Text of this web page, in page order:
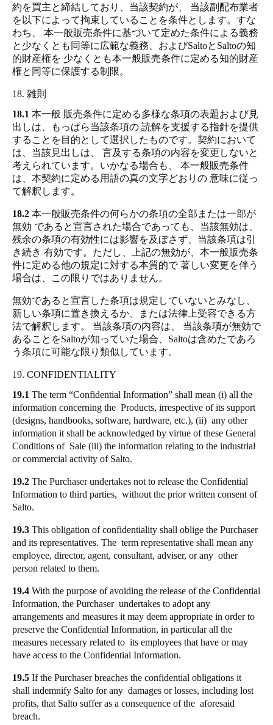
約を買主と締結しており、当該契約が、 当該副配布業者
を以下によって拘束していることを条件とします。すな
わち、 本一般販売条件に基づいて定めた条件による義務
と少なくとも同等に広範な義務、およびSaltoとSaltoの知
的財産権を 少なくとも本一般販売条件に定める知的財産
権と同等に保護する制限。
18. 雑則
18.1 本一般 販売条件に定める多様な条項の表題および見
出しは、もっぱら当該条項の 読解を支援する指針を提供
することを目的として選択したものです。契約において
は、当該見出しは、 言及する条項の内容を変更しないと
考えられています。いかなる場合も、 本一般販売条件
は、本契約に定める用語の真の文字どおりの 意味に従っ
て解釈します。
18.2 本一般販売条件の何らかの条項の全部または一部が
無効 であると宣言された場合であっても、当該無効は、
残余の条項の有効性には影響を及ぼさず、当該条項は引
き続き 有効です。ただし、上記の無効が、本一般販売条
件に定める他の規定に対する本質的で 著しい変更を伴う
場合は、この限りではありません。
無効であると宣言した条項は規定していないとみなし、
新しい条項に置き換えるか、または法律上受容できる方
法で解釈します。 当該条項の内容は、 当該条項が無効で
あることをSaltoが知っていた場合、Saltoは含めたであろ
う条項に可能な限り類似しています。
19. CONFIDENTIALITY
19.1 The term “Confidential Information” shall mean (i) all the
information concerning the Products, irrespective of its support
(designs, handbooks, software, hardware, etc.), (ii) any other
information it shall be acknowledged by virtue of these General
Conditions of Sale (iii) the information relating to the industrial
or commercial activity of Salto.
19.2 The Purchaser undertakes not to release the Confidential
Information to third parties, without the prior written consent of
Salto.
19.3 This obligation of confidentiality shall oblige the Purchaser
and its representatives. The term representative shall mean any
employee, director, agent, consultant, adviser, or any other
person related to them.
19.4 With the purpose of avoiding the release of the Confidential
Information, the Purchaser undertakes to adopt any
arrangements and measures it may deem appropriate in order to
preserve the Confidential Information, in particular all the
measures necessary related to its employees that have or may
have access to the Confidential Information.
19.5 If the Purchaser breaches the confidential obligations it
shall indemnify Salto for any damages or losses, including lost
profits, that Salto suffer as a consequence of the aforesaid
breach.